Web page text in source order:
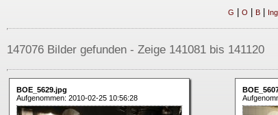
G O B|
147076 Bilder gefunden - Zeige 141081 bis 141120
BOE_5629.jpg
Aufgenommen: 2010-02-25 10:56:28